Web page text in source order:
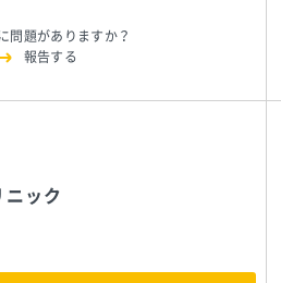
問題がありますか？
報告する
ニック